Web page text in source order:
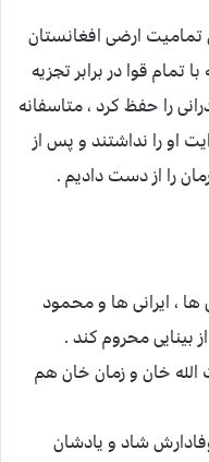
تمامیت ارضی افغانستان
قوا در برابر تجزیه
را حفظ کرد ، متاسفانه
او را نداشتند و پس از
را از دست دادیم .
، ایرانی ها و محمود
بینایی محروم کند .
الله خان و زمان خان هم
وفادارش شاد و یادشان